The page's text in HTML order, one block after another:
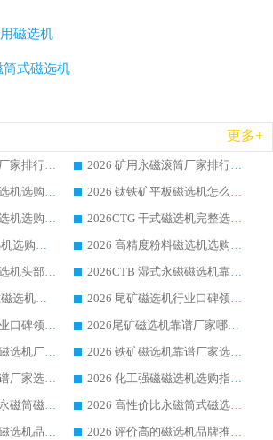
磁选机
筒式磁选机
更多+
2026 矿用永磁滚筒厂家排行榜选购干货指南 行业口碑标杆华体会手机网页版-华体会(中国) 实力出众
2026 矿用永磁滚筒厂家排行榜选购指南，行业口碑领域强者华体会手机网页版-华体会(中国)
2026 钛铁矿平板磁选机选购全攻略 市场公认优质品牌厂家实力排行榜
2026 钛铁矿平板磁选机怎么选 靠谱生产企业实力排行榜选购参考攻略
2026 钛铁矿平板磁选机选购指南 行业口碑优选品牌生产企业实力排行榜
2026CTG 干式磁选机完整选购指南 行业口碑顶尖靠谱生产龙头厂家实力推荐
2026 CTG 干式磁选机选购指南|行业口碑靠谱生产厂家领域强者推荐
2026 高精度粉料磁选机选购全攻略 行业优质品牌华体会手机网页版-华体会(中国) 实力深度解析
2026 高精度粉料磁选机头部厂家选购指南 行业口碑靠谱品牌推荐 领域强者华体会手机网页版-华体会(中国) 解析
2026CTB 湿式永磁磁选机靠谱厂家实力排行榜 铁矿选矿设备采购全流程选购指南
2026 CTB 湿式永磁磁选机选购指南|行业口碑良好品牌推荐，领域强者华体会手机网页版-华体会(中国)
2026 尾矿磁选机行业口碑领域强者，源头直供国内主流厂家华体会手机网页版-华体会(中国) 一站式服务
2026 尾矿磁选机行业口碑领域强者，源头直供国内主流厂家华体会手机网页版-华体会(中国) 一站式服务
2026尾矿磁选机靠谱厂家哪家好 行业口碑领域强者华体会手机网页版-华体会(中国) 推荐
2026 国内主流铁矿磁选机厂家选购指南|行业口碑好品牌推荐，领域强者华体会手机网页版-华体会(中国)
2026 铁矿磁选机靠谱厂家选购全攻略 行业标杆华体会手机网页版-华体会(中国) 设备性价比出众
2026 铁矿磁选机靠谱厂家选购指南，领域强者华体会手机网页版-华体会(中国) 铁矿磁选机性价比高
2026 化工强磁磁选机选购指南 5 家行业口碑靠谱厂家领域强者推荐
2026 选矿老板必看永磁筒磁选机推荐 行业头部品牌口碑设备选购全攻略
2026 高性价比永磁筒式磁选机品牌盘点 行业强者口碑实测选购完整指南
2026 高分永磁筒式磁选机品牌推荐 选矿设备强者对比测评采购避坑全攻略
2026 评价高的磁选机品牌推荐选购指南，永磁筒式磁选机设备领域强者全景行业口碑解析